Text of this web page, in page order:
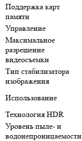
Поддержка карт
памяти
Управление
Максимальное
разрешение
видеосъемки
Тип стабилизатора
изображения
Использование
Технология HDR
Уровень пыле- и
водонепроницаемости